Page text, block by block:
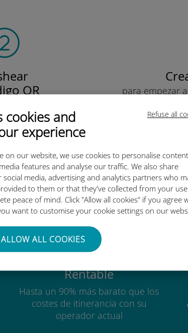
Refuse all
cookies and
experience
on our website, we use cookies to personalise
features and analyse our traffic. We also share
media, advertising and analytics partners who
to them or that they've collected from your
peace of mind. Click "Allow all cookies" if you agree
want to customise your cookie settings on our
ALLOW ALL COOKIES
QR
Ubigi eSIM.
para empezar
tu saldo y
internacional de
Rentable
Hasta un 90% más barato que los
costes de itinerancia con su
operador actual